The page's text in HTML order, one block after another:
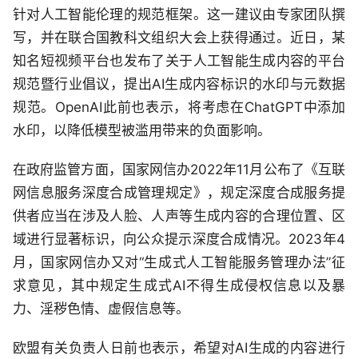
针对人工智能伦理的规范框架。这一建议由专家团队撰
写，并在联合国教科文组织大会上获得通过。近日，某
知名短视频平台也发布了关于人工智能生成内容的平台
规范暨行业倡议，提出AI生成内容标识的水印与元数据
规范。OpenAI此前也表示，将考虑在ChatGPT中添加
水印，以降低模型被滥用带来的负面影响。
在政府监管方面，国家网信办2022年11月公布了《互联
网信息服务深度合成管理规定》，规定深度合成服务提
供者应当在涉及人脸、人声等生成内容的合理位置、区
域进行显著标识，向公众提示深度合成情况。2023年4
月，国家网信办又对“生成式人工智能服务管理办法”征
求意见，其中规定生成式AI不得生成侵权信息以及暴
力、淫秽色情、虚假信息等。
欧盟有关负责人日前也表示，希望对AI生成的内容进行